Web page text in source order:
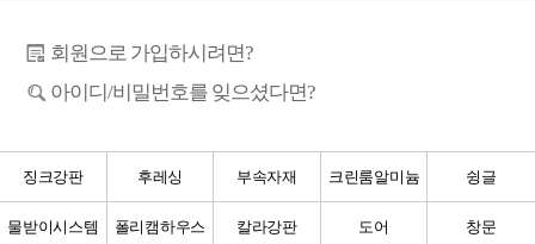
회원으로 가입하시려면?
아이디/비밀번호를 잊으셨다면?
징크강판 후레싱 부속자재 크린룸알미늄 슁글
물받이시스템 폴리캠하우스 칼라강판 도어 창문